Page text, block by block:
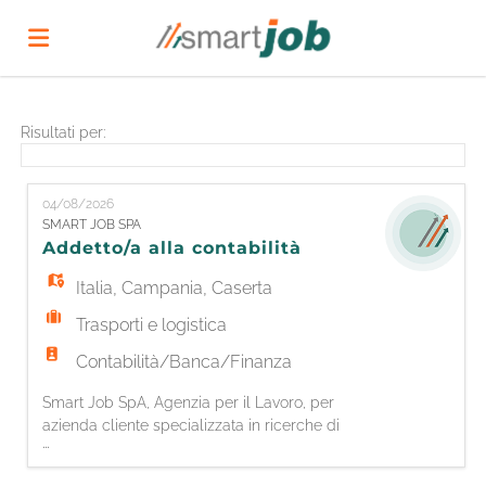
Offerte
di
lavoro
Carica
il
CV
Login
Lingua
Risultati per:
04/08/2026
SMART JOB SPA
Addetto/a alla contabilità
Italia,Campania,Caserta
Trasporti e logistica
Contabilità/Banca/Finanza
Smart Job SpA, Agenzia per il Lavoro, per
azienda cliente specializzata in ricerche di
mercato, è alla ricerca di un/una Addetto/a
alla contabilità Responsabilità: - Gestione